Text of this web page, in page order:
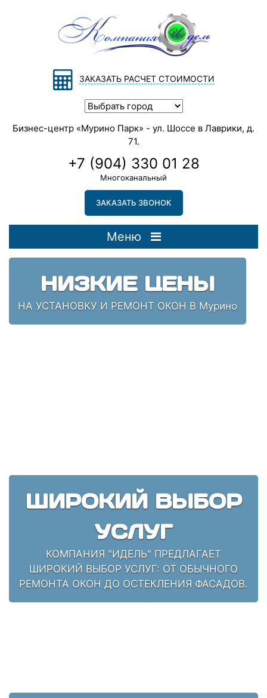
ЗАКАЗАТЬ РАСЧЕТ СТОИМОСТИ
Бизнес-центр «Мурино Парк» - ул. Шоссе в Лаврики, д.
71.
+7 (904) 330 01 28
Многоканальный
ЗАКАЗАТЬ ЗВОНОК
Меню
НИЗКИЕ ЦЕНЫ
НА УСТАНОВКУ И РЕМОНТ ОКОН В Мурино
ШИРОКИЙ ВЫБОР
УСЛУГ
КОМПАНИЯ "ИДЕЛЬ" ПРЕДЛАГАЕТ
ШИРОКИЙ ВЫБОР УСЛУГ: ОТ ОБЫЧНОГО
РЕМОНТА ОКОН ДО ОСТЕКЛЕНИЯ ФАСАДОВ.